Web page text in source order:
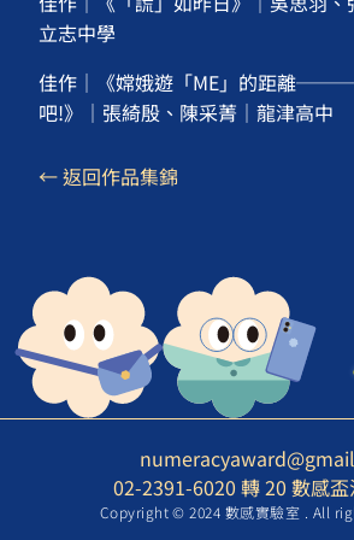
立志中學
佳作｜《嫦娥遊「ME」的距離───
吧!》｜張綺殷、陳采菁｜龍津高中
← 返回作品集錦
02-2391-6020 轉 20 數感
Copyright © 2024 數感實驗室 . All